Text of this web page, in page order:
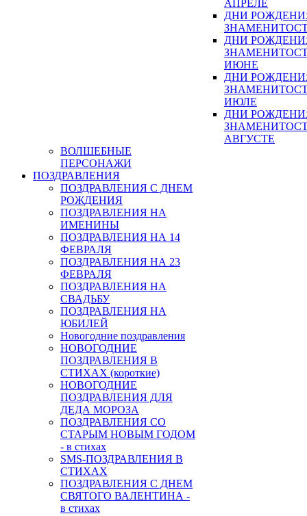
АПРЕЛЕ
ДНИ
ДНИ
ИЮНЕ
ДНИ
ИЮЛЕ
ДНИ
АВГУСТЕ
ВОЛШЕБНЫЕ
ПЕРСОНАЖИ
ПОЗДРАВЛЕНИЯ
ПОЗДРАВЛЕНИЯ С ДНЕМ
РОЖДЕНИЯ
ПОЗДРАВЛЕНИЯ НА
ИМЕНИНЫ
ПОЗДРАВЛЕНИЯ НА 14
ФЕВРАЛЯ
ПОЗДРАВЛЕНИЯ НА 23
ФЕВРАЛЯ
ПОЗДРАВЛЕНИЯ НА
СВАДЬБУ
ПОЗДРАВЛЕНИЯ НА
ЮБИЛЕЙ
Новогодние поздравления
НОВОГОДНИЕ
ПОЗДРАВЛЕНИЯ В
СТИХАХ (короткие)
НОВОГОДНИЕ
ПОЗДРАВЛЕНИЯ ДЛЯ
ДЕДА МОРОЗА
ПОЗДРАВЛЕНИЯ СО
СТАРЫМ НОВЫМ ГОДОМ
- в стихах
SMS-ПОЗДРАВЛЕНИЯ В
СТИХАХ
ПОЗДРАВЛЕНИЯ С ДНЕМ
СВЯТОГО ВАЛЕНТИНА -
в стихах